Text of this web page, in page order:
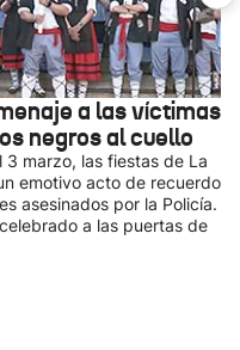
a las víctimas
negros al cuello
marzo, las fiestas de La
emotivo acto de recuerdo
asesinados por la Policía.
a las puertas de